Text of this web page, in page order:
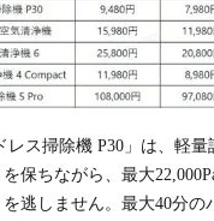
レス掃除機 P30」は、軽
保ちながら、最大
逃しません。最大40分の